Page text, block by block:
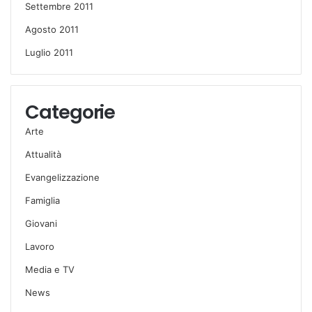
Settembre 2011
Agosto 2011
Luglio 2011
Categorie
Arte
Attualità
Evangelizzazione
Famiglia
Giovani
Lavoro
Media e TV
News